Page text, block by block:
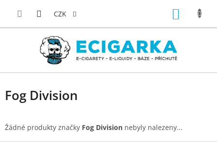
CZK
Fog Division
Žádné produkty značky Fog Division nebyly nalezeny...